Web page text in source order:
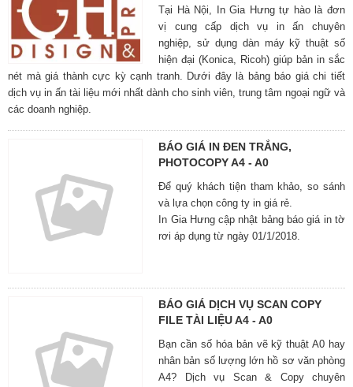
Tại Hà Nội, In Gia Hưng tự hào là đơn
vị cung cấp dịch vụ in ấn chuyên
nghiệp, sử dụng dàn máy kỹ thuật số
hiện đại (Konica, Ricoh) giúp bản in sắc
nét mà giá thành cực kỳ cạnh tranh. Dưới đây là bảng báo giá chi tiết
dịch vụ in ấn tài liệu mới nhất dành cho sinh viên, trung tâm ngoại ngữ và
các doanh nghiệp.
BÁO GIÁ IN ĐEN TRẮNG,
PHOTOCOPY A4 - A0
Để quý khách tiện tham khảo, so sánh
và lựa chọn công ty in giá rẻ.
In Gia Hưng cập nhật bảng báo giá in tờ
rơi áp dụng từ ngày 01/1/2018.
BÁO GIÁ DỊCH VỤ SCAN COPY
FILE TÀI LIỆU A4 - A0
Bạn cần số hóa bản vẽ kỹ thuật A0 hay
nhân bản số lượng lớn hồ sơ văn phòng
A4? Dịch vụ Scan & Copy chuyên